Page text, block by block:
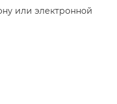
или электронной